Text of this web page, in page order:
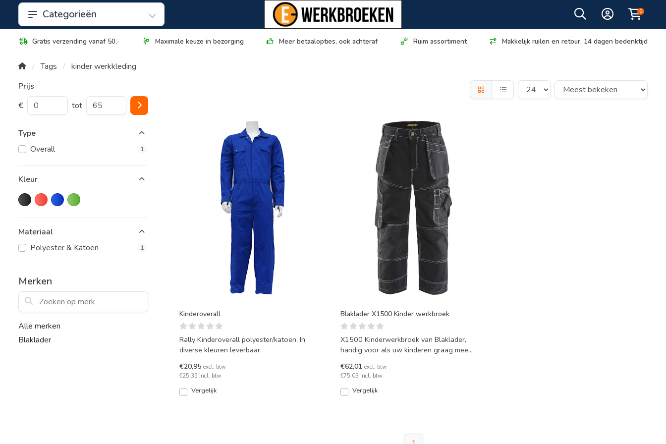
Categorieën 0
Gratis verzending vanaf 50,- Maximale keuze in bezorging Meer betaalopties, ook achteraf Ruim assortiment Makkelijk ruilen en retour, 14 dagen bedenktijd
Tags
kinder werkkleding
Prijs
€
tot
Type
Overall
1
Kleur
Materiaal
Polyester & Katoen
1
Merken
Zoeken op merk
Alle merken
Blaklader
Kinderoverall
Rally Kinderoverall polyester/katoen. In
diverse kleuren leverbaar.
€20,95 excl. btw
€25,35 incl. btw
Vergelijk
Blaklader X1500 Kinder werkbroek
X1500 Kinderwerkbroek van Blaklader,
handig voor als uw kinderen graag mee
€62,01 excl. btw
€75,03 incl. btw
Vergelijk